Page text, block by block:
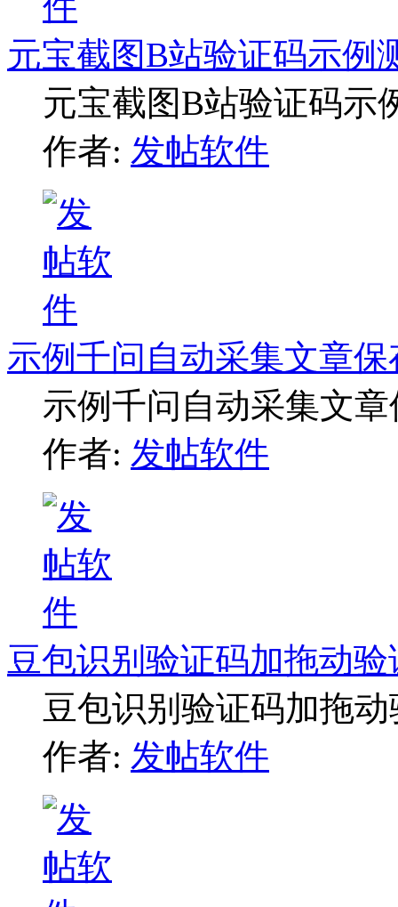
元宝截图B站验证码示例
元宝截图B站验证码示
作者: 发帖软件
示例千问自动采集文章
示例千问自动采集文
作者: 发帖软件
豆包识别验证码加拖动
豆包识别验证码加拖
作者: 发帖软件